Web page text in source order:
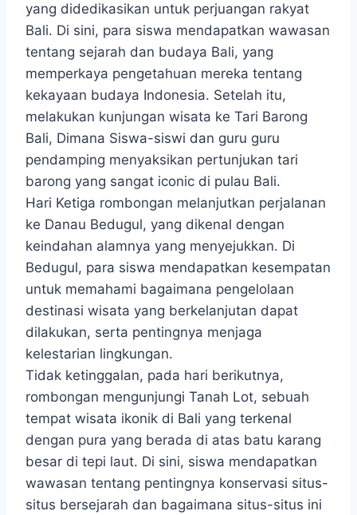
yang didedikasikan untuk perjuangan rakyat
Bali. Di sini, para siswa mendapatkan wawasan
tentang sejarah dan budaya Bali, yang
memperkaya pengetahuan mereka tentang
kekayaan budaya Indonesia. Setelah itu,
melakukan kunjungan wisata ke Tari Barong
Bali, Dimana Siswa-siswi dan guru guru
pendamping menyaksikan pertunjukan tari
barong yang sangat iconic di pulau Bali.
Hari Ketiga rombongan melanjutkan perjalanan
ke Danau Bedugul, yang dikenal dengan
keindahan alamnya yang menyejukkan. Di
Bedugul, para siswa mendapatkan kesempatan
untuk memahami bagaimana pengelolaan
destinasi wisata yang berkelanjutan dapat
dilakukan, serta pentingnya menjaga
kelestarian lingkungan.
Tidak ketinggalan, pada hari berikutnya,
rombongan mengunjungi Tanah Lot, sebuah
tempat wisata ikonik di Bali yang terkenal
dengan pura yang berada di atas batu karang
besar di tepi laut. Di sini, siswa mendapatkan
wawasan tentang pentingnya konservasi situs-
situs bersejarah dan bagaimana situs-situs ini